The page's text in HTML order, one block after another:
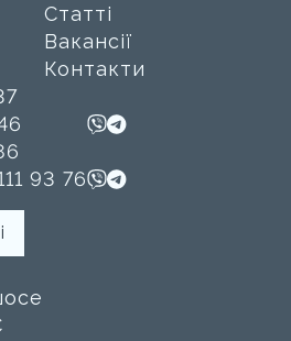
Статті
Вакансії
Контакти
93 76